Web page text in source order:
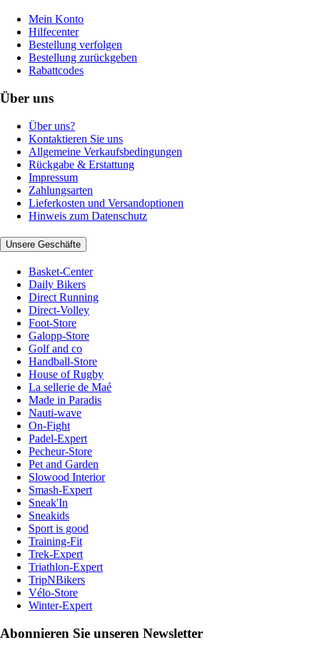
Mein Konto
Hilfecenter
Bestellung verfolgen
Bestellung zurückgeben
Rabattcodes
Über uns
Über uns?
Kontaktieren Sie uns
Allgemeine Verkaufsbedingungen
Rückgabe & Erstattung
Impressum
Zahlungsarten
Lieferkosten und Versandoptionen
Hinweis zum Datenschutz
Unsere Geschäfte
Basket-Center
Daily Bikers
Direct Running
Direct-Volley
Foot-Store
Galopp-Store
Golf and co
Handball-Store
House of Rugby
La sellerie de Maé
Made in Paradis
Nauti-wave
On-Fight
Padel-Expert
Pecheur-Store
Pet and Garden
Slowood Interior
Smash-Expert
Sneak'In
Sneakids
Sport is good
Training-Fit
Trek-Expert
Triathlon-Expert
TripNBikers
Vélo-Store
Winter-Expert
Abonnieren Sie unseren Newsletter